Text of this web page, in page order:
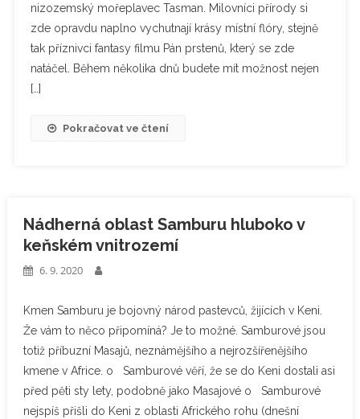
nizozemský mořeplavec Tasman. Milovníci přírody si
zde opravdu naplno vychutnají krásy místní flóry, stejně
tak příznivci fantasy filmu Pán prstenů, který se zde
natáčel. Během několika dnů budete mít možnost nejen
[…]
Pokračovat ve čtení
Nádherná oblast Samburu hluboko v
keňském vnitrozemí
6. 9. 2020
Kmen Samburu je bojovný národ pastevců, žijících v Keni.
Že vám to něco připomíná? Je to možné. Samburové jsou
totiž příbuzní Masajů, neznámějšího a nejrozšířenějšího
kmene v Africe. o Samburové věří, že se do Keni dostali asi
před pěti sty lety, podobně jako Masajové o Samburové
nejspíš přišli do Keni z oblasti Afrického rohu (dnešní